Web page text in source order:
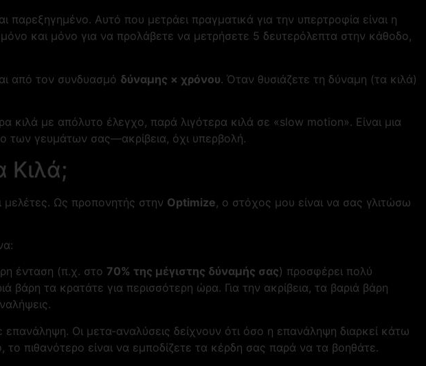
παρεξηγημένο. Αυτό που μετράει πραγματικά για την υπερτροφία είναι η
και μόνο για να προλάβετε να μετρήσετε 5 δευτερόλεπτα στην κάθοδο,
από τον συνδυασμό δύναμης × χρόνου. Όταν θυσιάζετε τη δύναμη (τα κιλά)
κιλά με απόλυτο έλεγχο, παρά λιγότερα κιλά σε «slow motion». Είναι μια
των γευμάτων σας—ακρίβεια, όχι υπερβολή.
Κιλά;
μελέτες. Ως προπονητής στην Optimize, ο στόχος μου είναι να σας γλιτώσω
ένταση (π.χ. στο 70% της μέγιστης δύναμής σας) προσφέρει πολύ
τα κρατάτε για περισσότερη ώρα. Για την ακρίβεια, τα βαριά βάρη
Οι μετα-αναλύσεις δείχνουν ότι όσο η επανάληψη διαρκεί κάτω
πιθανότερο είναι να εμποδίζετε τα κέρδη σας παρά να τα βοηθάτε.